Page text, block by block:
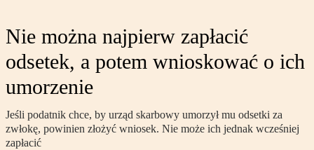
Nie można najpierw zapłacić
odsetek, a potem wnioskować o ich
umorzenie
Jeśli podatnik chce, by urząd skarbowy umorzył mu odsetki za
zwłokę, powinien złożyć wniosek. Nie może ich jednak wcześniej
zapłacić